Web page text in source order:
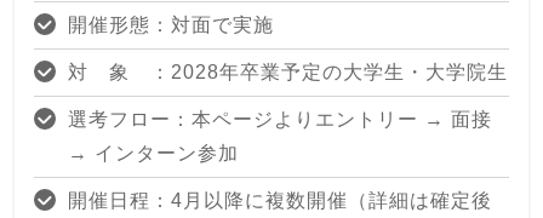
開催形態：対面で実施
対 象 ：2028年卒業予定の大学生・大学院生
選考フロー：本ページよりエントリー → 面接
→ インターン参加
開催日程：4月以降に複数開催（詳細は確定後